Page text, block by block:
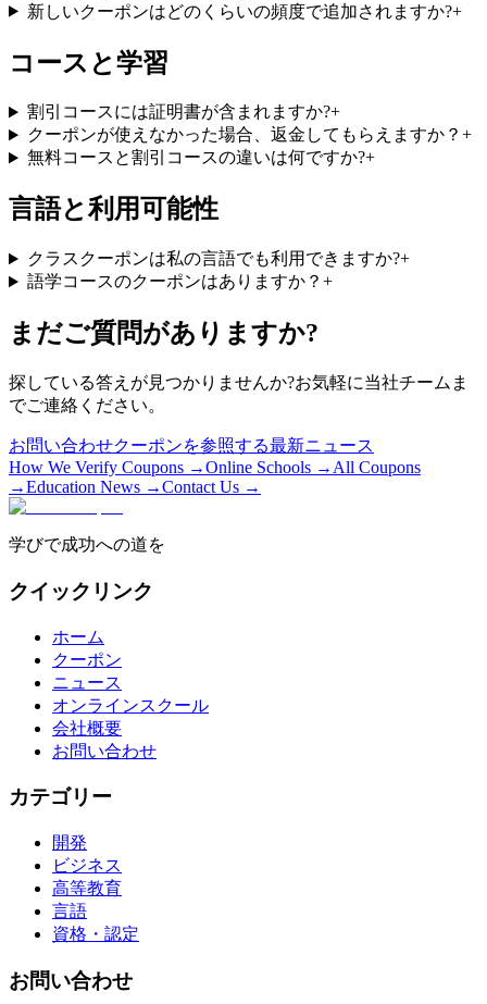
新しいクーポンはどのくらいの頻度で追加されますか?+
コースと学習
割引コースには証明書が含まれますか?+
クーポンが使えなかった場合、返金してもらえますか？ +
無料コースと割引コースの違いは何ですか?+
言語と利用可能性
クラスクーポンは私の言語でも利用できますか?+
語学コースのクーポンはありますか？ +
まだご質問がありますか?
探している答えが見つかりませんか?お気軽に当社チームま
でご連絡ください。
お問い合わせクーポンを参照する最新ニュース
How We Verify Coupons →Online Schools → All Coupons
→Education News →Contact Us →
学びで成功への道を
クイックリンク
ホーム
クーポン
ニュース
オンラインスクール
会社概要
お問い合わせ
カテゴリー
開発
ビジネス
高等教育
言語
資格・認定
お問い合わせ